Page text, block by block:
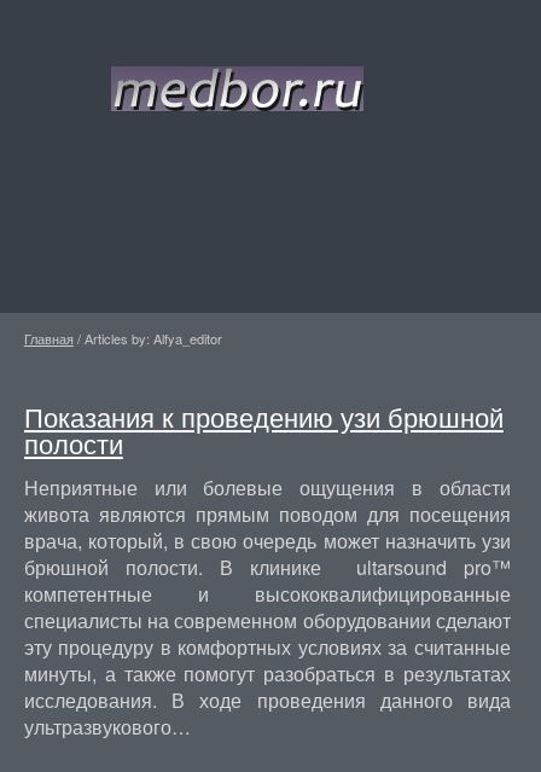
Главная /Articles by: Alfya_editor
Показания к проведению узи брюшной
полости
Неприятные или болевые ощущения в области
живота являются прямым поводом для посещения
врача, который, в свою очередь может назначить узи
брюшной полости. В клинике ultarsound pro™
компетентные и высококвалифицированные
специалисты на современном оборудовании сделают
эту процедуру в комфортных условиях за считанные
минуты, а также помогут разобраться в результатах
исследования. В ходе проведения данного вида
ультразвукового…